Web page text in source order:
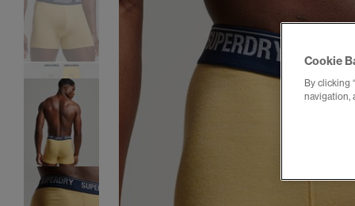
Cookie
By clicking
navigation,